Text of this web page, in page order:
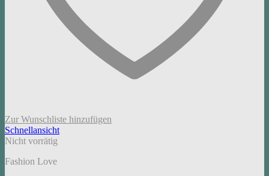
Zur Wunschliste hinzufügen
Schnellansicht
Nicht vorrätig
Fashion Love